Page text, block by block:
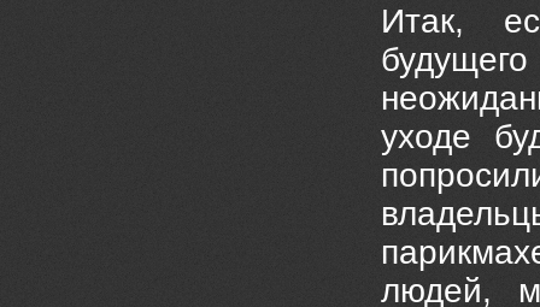
Итак,
уходе
людей,